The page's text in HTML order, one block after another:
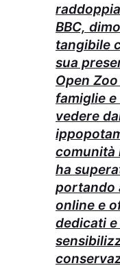
BBC,
tangibile
sua
Open
famiglie
vedere
comunità
ha
portando
online e
dedicati